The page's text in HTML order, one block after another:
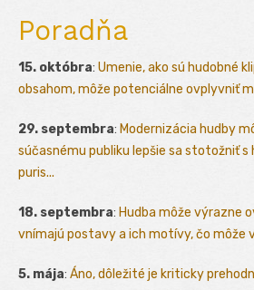
Poradňa
15. októbra: Umenie, ako sú hudobné
obsahom, môže potenciálne ovplyvniť
29. septembra: Modernizácia hudby
súčasnému publiku lepšie sa stotožniť s
puris...
18. septembra: Hudba môže výrazne
vnímajú postavy a ich motívy, čo môže
5. mája: Áno, dôležité je kriticky